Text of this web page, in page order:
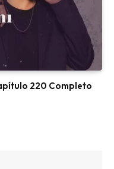
220 Completo